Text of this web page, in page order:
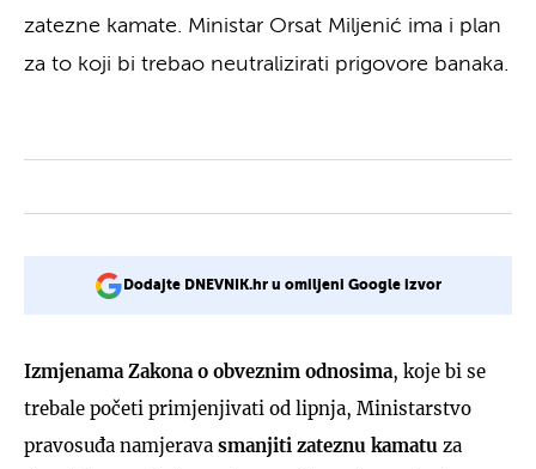
zatezne kamate. Ministar Orsat Miljenić ima i plan
za to koji bi trebao neutralizirati prigovore banaka.
Dodajte DNEVNIK.hr u omiljeni Google izvor
Izmjenama Zakona o obveznim odnosima, koje bi se
trebale početi primjenjivati od lipnja, Ministarstvo
pravosuđa namjerava smanjiti zateznu kamatu za